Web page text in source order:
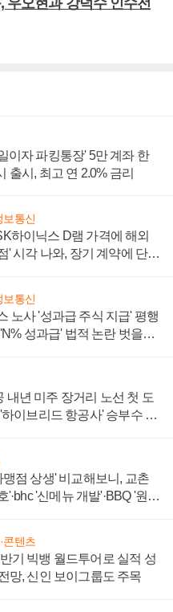
우오현과 강덕수 인수전
이자 파킹통장' 5만 계좌 한
출시, 최고 연 2.0% 금리
보통신
하이닉스 D램 가격에 해외
' 시각 나와, 장기 계약에 단점
보통신
노사 '성과급 주식 지급' 평행
성과급' 법적 논란 벗을지
내년 미주 장거리 노선 첫 도
이브리드 항공사' 승부수 통
점 상생' 비교해보니, 교촌
'·bhc '신메뉴 개발'·BBQ '원가
콘텐츠
기 빅뱅 월드투어로 실적 성
망, 신인 보이그룹도 주목